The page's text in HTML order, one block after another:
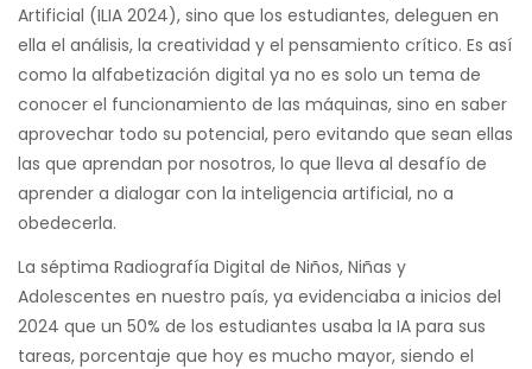
Artificial (ILIA 2024), sino que los estudiantes, deleguen en
ella el análisis, la creatividad y el pensamiento crítico. Es así
como la alfabetización digital ya no es solo un tema de
conocer el funcionamiento de las máquinas, sino en saber
aprovechar todo su potencial, pero evitando que sean ellas
las que aprendan por nosotros, lo que lleva al desafío de
aprender a dialogar con la inteligencia artificial, no a
obedecerla.
La séptima Radiografía Digital de Niños, Niñas y
Adolescentes en nuestro país, ya evidenciaba a inicios del
2024 que un 50% de los estudiantes usaba la IA para sus
tareas, porcentaje que hoy es mucho mayor, siendo el